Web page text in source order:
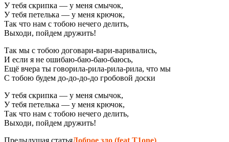
У тебя скрипка — у меня смычок,
У тебя петелька — у меня крючок,
Так что нам с тобою нечего делить,
Выходи, пойдем дружить!
Так мы с тобою договари-вари-варивались,
И если я не ошибаю-баю-баю-баюсь,
Ещё вчера ты говорила-рила-рила-рила, что мы
С тобою будем до-до-до-до гробовой доски
У тебя скрипка — у меня смычок,
У тебя петелька — у меня крючок,
Так что нам с тобою нечего делить,
Выходи, пойдем дружить!
Предыдущая статьяДоброе зло (feat T1one)